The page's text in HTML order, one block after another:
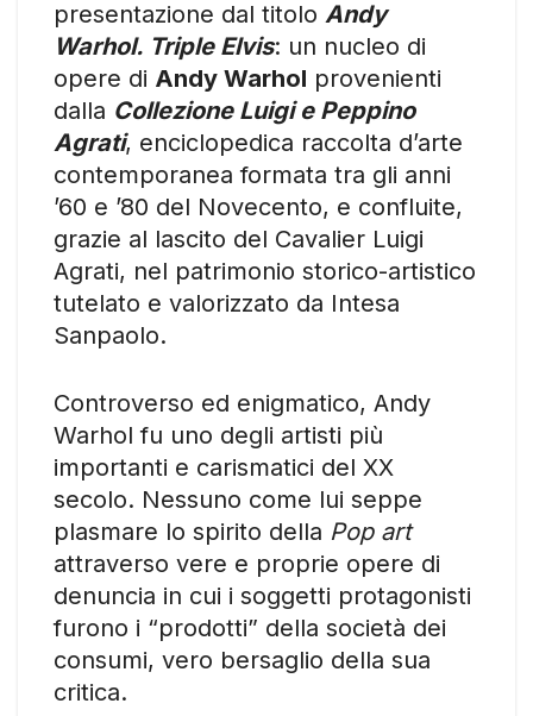
presentazione dal titolo Andy
Warhol. Triple Elvis: un nucleo di
opere di Andy Warhol provenienti
dalla Collezione Luigi e Peppino
Agrati, enciclopedica raccolta d’arte
contemporanea formata tra gli anni
’60 e ’80 del Novecento, e confluite,
grazie al lascito del Cavalier Luigi
Agrati, nel patrimonio storico-artistico
tutelato e valorizzato da Intesa
Sanpaolo.
Controverso ed enigmatico, Andy
Warhol fu uno degli artisti più
importanti e carismatici del XX
secolo. Nessuno come lui seppe
plasmare lo spirito della Pop art
attraverso vere e proprie opere di
denuncia in cui i soggetti protagonisti
furono i “prodotti” della società dei
consumi, vero bersaglio della sua
critica.